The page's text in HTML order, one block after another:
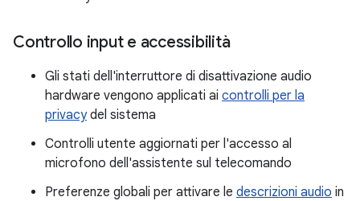
Controllo input e accessibilità
Gli stati dell'interruttore di disattivazione audio
hardware vengono applicati ai controlli per la
privacydel sistema
Controlli utente aggiornati per l'accesso al
microfono dell'assistente sul telecomando
Preferenze globali per attivare le descrizioni audio in